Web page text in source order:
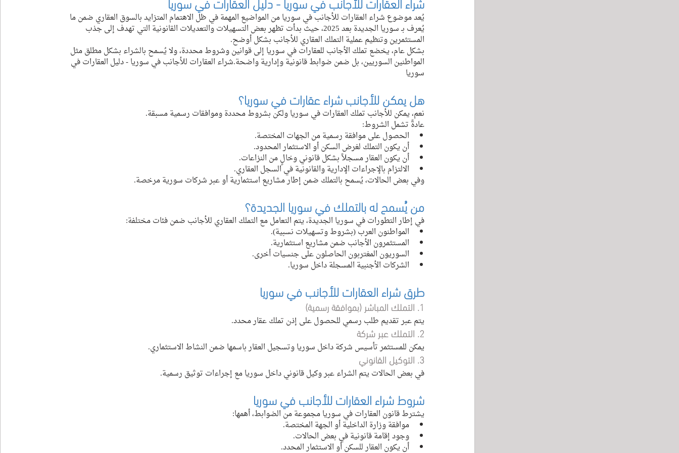
يُعد موضوع شراء العقارات للأجانب في سوريا من المواضيع المهمة في ظل الاهتمام المتزايد بالسوق العقاري ضمن ما
يُعرف بـ سوريا الجديدة بعد 2025، حيث بدأت تظهر بعض التسهيلات والتعديلات القانونية التي تهدف إلى جذب
المستثمرين وتنظيم عملية التملك العقاري للأجانب بشكل أوضح.
بشكل عام، يخضع تملك الأجانب للعقارات في سوريا إلى قوانين وشروط محددة، ولا يُسمح بالشراء بشكل مطلق مثل
المواطنين السوريين، بل ضمن ضوابط قانونية وإدارية واضحة.شراء العقارات للأجانب في سوريا - دليل العقارات في
سوريا
هل يمكن للأجانب شراء عقارات في سوريا؟
نعم، يمكن للأجانب تملك العقارات في سوريا ولكن بشروط محددة وموافقات رسمية مسبقة.
عادةً تشمل الشروط:
الحصول على موافقة رسمية من الجهات المختصة.
أن يكون التملك لغرض السكن أو الاستثمار المحدود.
أن يكون العقار مسجلاً بشكل قانوني وخالٍ من النزاعات.
الالتزام بالإجراءات الإدارية والقانونية في السجل العقاري.
وفي بعض الحالات، يُسمح بالتملك ضمن إطار مشاريع استثمارية أو عبر شركات سورية مرخصة.
من يُسمح له بالتملك في سوريا الجديدة؟
في إطار التطورات في سوريا الجديدة، يتم التعامل مع التملك العقاري للأجانب ضمن فئات مختلفة:
المواطنون العرب (بشروط وتسهيلات نسبية).
المستثمرون الأجانب ضمن مشاريع استثمارية.
السوريون المغتربون الحاصلون على جنسيات أخرى.
الشركات الأجنبية المسجلة داخل سوريا.
طرق شراء العقارات للأجانب في سوريا
1. التملك المباشر (بموافقة رسمية)
يتم عبر تقديم طلب رسمي للحصول على إذن تملك عقار محدد.
2. التملك عبر شركة
يمكن للمستثمر تأسيس شركة داخل سوريا وتسجيل العقار باسمها ضمن النشاط الاستثماري.
3. التوكيل القانوني
في بعض الحالات يتم الشراء عبر وكيل قانوني داخل سوريا مع إجراءات توثيق رسمية.
شروط شراء العقارات للأجانب في سوريا
يشترط قانون العقارات في سوريا مجموعة من الضوابط، أهمها:
موافقة وزارة الداخلية أو الجهة المختصة.
وجود إقامة قانونية في بعض الحالات.
أن يكون العقار للسكن أو الاستثمار المحدد.